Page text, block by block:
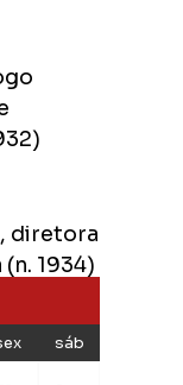
diretora
1934)
sáb